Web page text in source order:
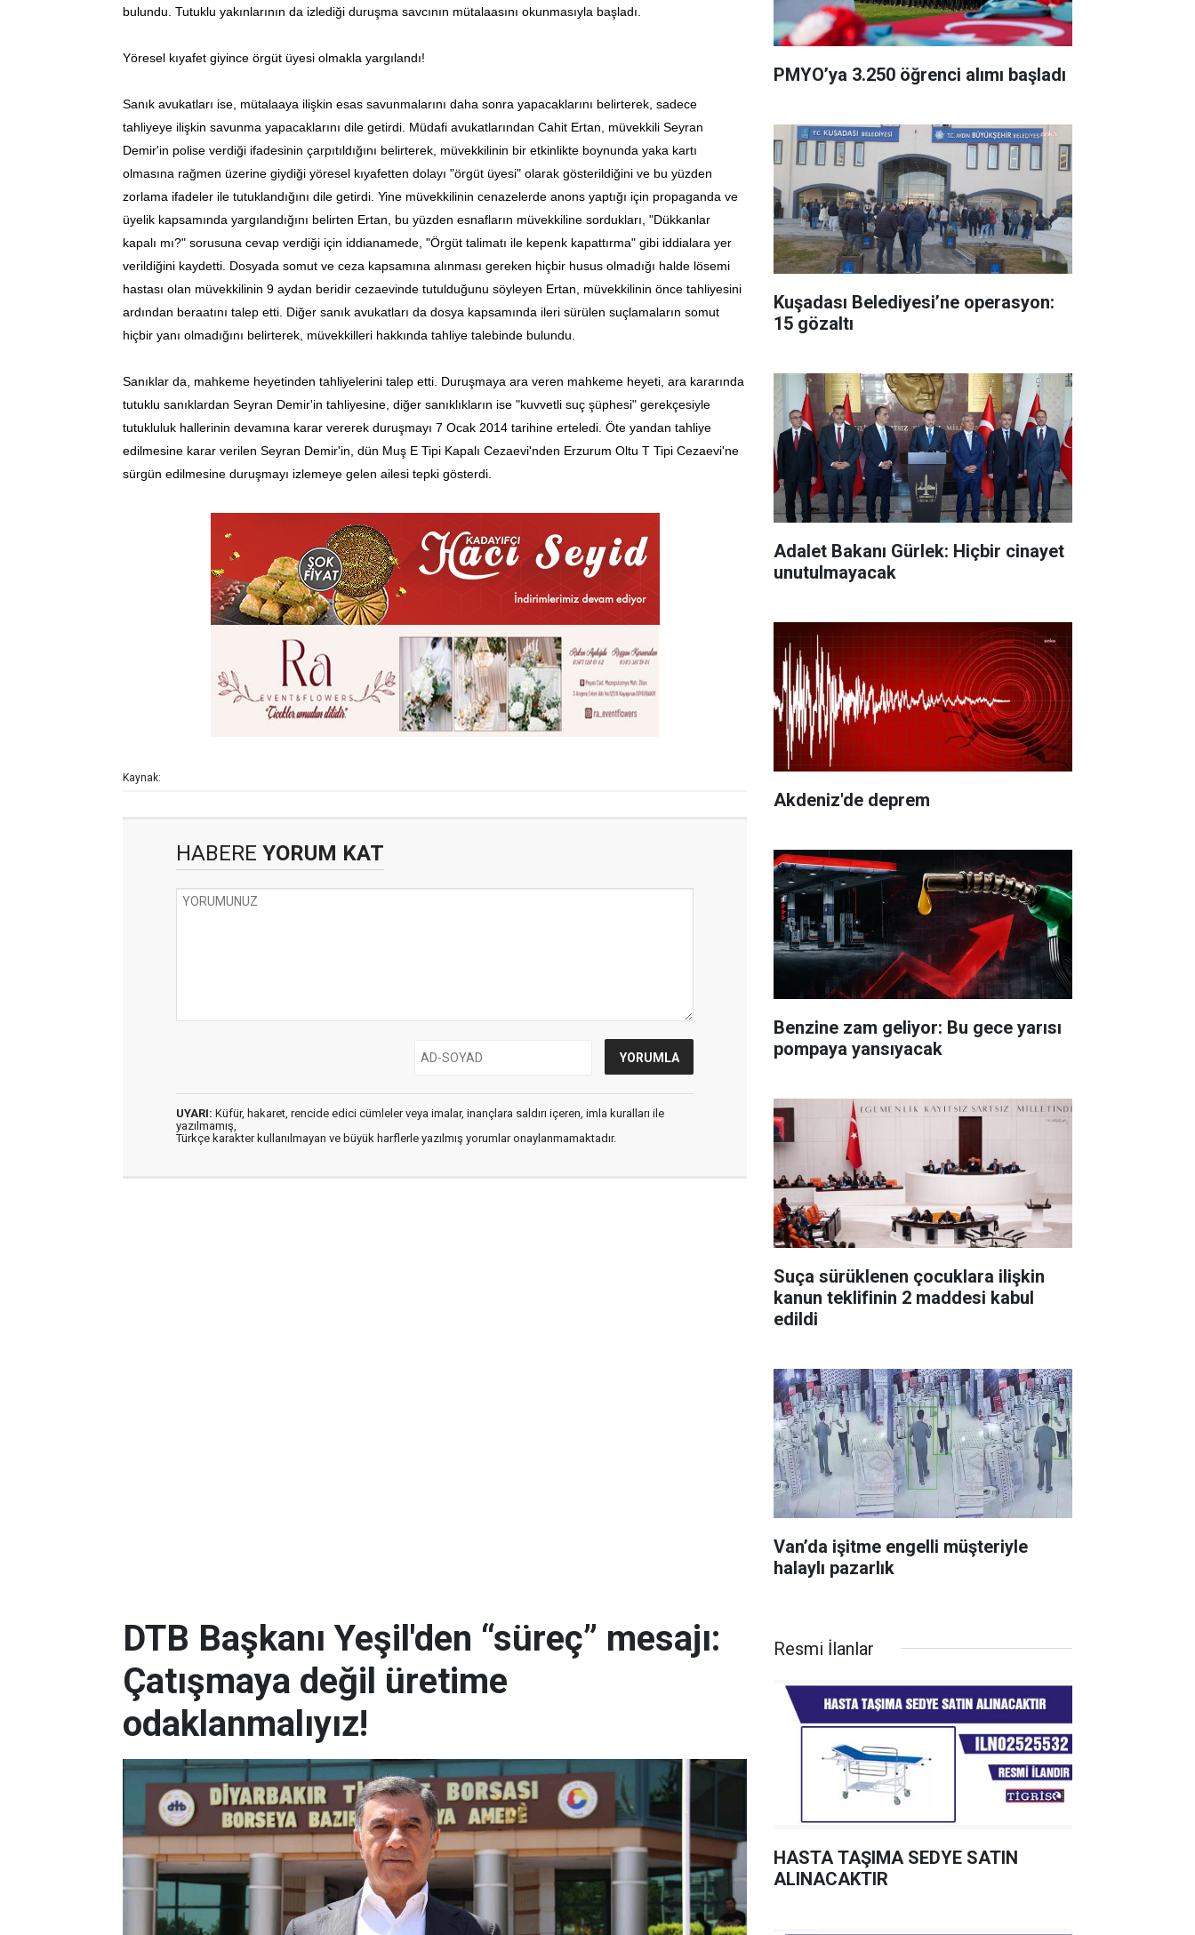
bulundu. Tutuklu yakınlarının da izlediği duruşma savcının mütalaasını okunmasıyla başladı.
Yöresel kıyafet giyince örgüt üyesi olmakla yargılandı!
Sanık avukatları ise, mütalaaya ilişkin esas savunmalarını daha sonra yapacaklarını belirterek, sadece
tahliyeye ilişkin savunma yapacaklarını dile getirdi. Müdafi avukatlarından Cahit Ertan, müvekkili Seyran
Demir'in polise verdiği ifadesinin çarpıtıldığını belirterek, müvekkilinin bir etkinlikte boynunda yaka kartı
olmasına rağmen üzerine giydiği yöresel kıyafetten dolayı "örgüt üyesi" olarak gösterildiğini ve bu yüzden
zorlama ifadeler ile tutuklandığını dile getirdi. Yine müvekkilinin cenazelerde anons yaptığı için propaganda ve
üyelik kapsamında yargılandığını belirten Ertan, bu yüzden esnafların müvekkiline sordukları, "Dükkanlar
kapalı mı?" sorusuna cevap verdiği için iddianamede, "Örgüt talimatı ile kepenk kapattırma" gibi iddialara yer
verildiğini kaydetti. Dosyada somut ve ceza kapsamına alınması gereken hiçbir husus olmadığı halde lösemi
hastası olan müvekkilinin 9 aydan beridir cezaevinde tutulduğunu söyleyen Ertan, müvekkilinin önce tahliyesini
ardından beraatını talep etti. Diğer sanık avukatları da dosya kapsamında ileri sürülen suçlamaların somut
hiçbir yanı olmadığını belirterek, müvekkilleri hakkında tahliye talebinde bulundu.
Sanıklar da, mahkeme heyetinden tahliyelerini talep etti. Duruşmaya ara veren mahkeme heyeti, ara kararında
tutuklu sanıklardan Seyran Demir'in tahliyesine, diğer sanıklıkların ise "kuvvetli suç şüphesi" gerekçesiyle
tutukluluk hallerinin devamına karar vererek duruşmayı 7 Ocak 2014 tarihine erteledi. Öte yandan tahliye
edilmesine karar verilen Seyran Demir'in, dün Muş E Tipi Kapalı Cezaevi'nden Erzurum Oltu T Tipi Cezaevi'ne
sürgün edilmesine duruşmayı izlemeye gelen ailesi tepki gösterdi.
Kaynak:
HABERE YORUM KAT
UYARI: Küfür, hakaret, rencide edici cümleler veya imalar, inançlara saldırı içeren, imla kuralları ile
yazılmamış,
Türkçe karakter kullanılmayan ve büyük harflerle yazılmış yorumlar onaylanmamaktadır.
PMYO’ya 3.250 öğrenci alımı başladı
Kuşadası Belediyesi’ne operasyon:
15 gözaltı
Adalet Bakanı Gürlek: Hiçbir cinayet
unutulmayacak
Akdeniz'de deprem
Benzine zam geliyor: Bu gece yarısı
pompaya yansıyacak
Suça sürüklenen çocuklara ilişkin
kanun teklifinin 2 maddesi kabul
edildi
Van’da işitme engelli müşteriyle
halaylı pazarlık
DTB Başkanı Yeşil'den “süreç” mesajı:
Çatışmaya değil üretime
odaklanmalıyız!
Resmi İlanlar
HASTA TAŞIMA SEDYE SATIN
ALINACAKTIR